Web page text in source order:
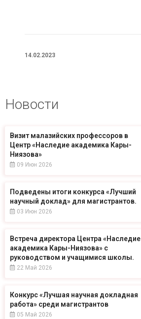
14.02.2023
Новости
Визит малазийских профессоров в
Центр «Наследие академика Кары-
Ниязова»
09 Июн 2026
Подведены итоги конкурса «Лучший
научный доклад» для магистрантов.
03 Июн 2026
Встреча директора Центра «Наследие
академика Кары-Ниязова» с
руководством и учащимися школы.
22 Май 2026
Конкурс «Лучшая научная докладная
работа» среди магистрантов
05 Май 2026